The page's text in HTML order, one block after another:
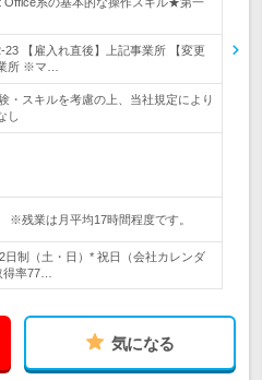
【雇入れ直後】上記事業所 【変更
所 ※マ…
・スキルを考慮の上、当社規定により
し
※残業は月平均17時間程度です。
日制（土・日）* 祝日（会社カレンダ
率77…
気になる